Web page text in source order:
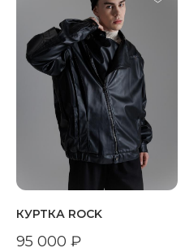
КУРТКА ROCK
95 000 ₽